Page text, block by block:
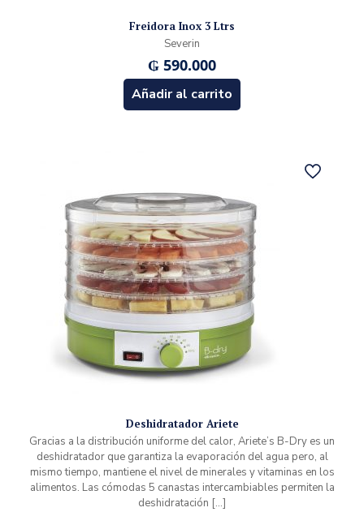
Freidora Inox 3 Ltrs
Severin
₲ 590.000
Añadir al carrito
Deshidratador Ariete
Gracias a la distribución uniforme del calor, Ariete’s B-Dry es un
deshidratador que garantiza la evaporación del agua pero, al
mismo tiempo, mantiene el nivel de minerales y vitaminas en los
alimentos. Las cómodas 5 canastas intercambiables permiten la
deshidratación […]